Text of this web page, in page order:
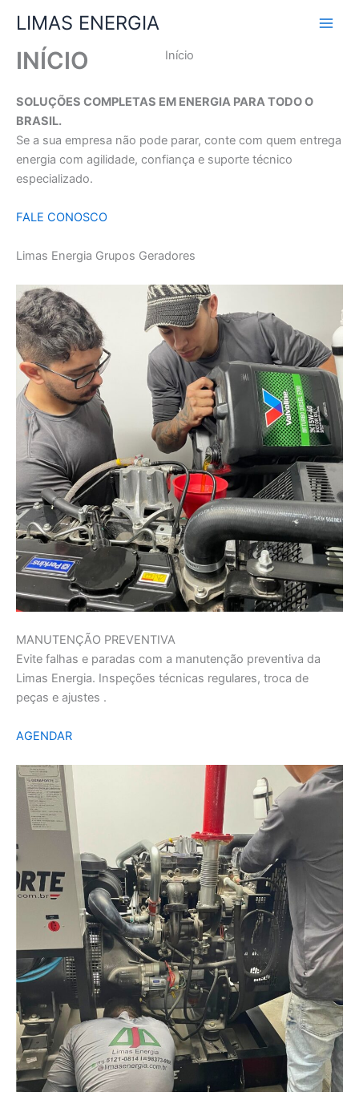
para
conteúdo
LIMAS ENERGIA
Início
INÍCIO
SOLUÇÕES COMPLETAS EM ENERGIA PARA TODO O
BRASIL.
Se a sua empresa não pode parar, conte com quem entrega
energia com agilidade, confiança e suporte técnico
especializado.
FALE CONOSCO
Limas Energia Grupos Geradores
MANUTENÇÃO PREVENTIVA
Evite falhas e paradas com a manutenção preventiva da
Limas Energia. Inspeções técnicas regulares, troca de
peças e ajustes .
AGENDAR